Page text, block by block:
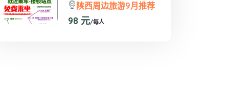
陕西周边旅游9月推荐
98 元/每人